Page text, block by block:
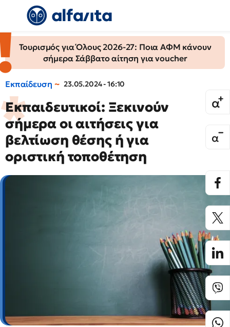
Τουρισμός για Όλους 2026-27: Ποια ΑΦΜ κάνουν
σήμερα Σάββατο αίτηση για voucher
Εκπαίδευση 23.05.2024 - 16:10
Εκπαιδευτικοί: Ξεκινούν
σήμερα οι αιτήσεις για
βελτίωση θέσης ή για
οριστική τοποθέτηση